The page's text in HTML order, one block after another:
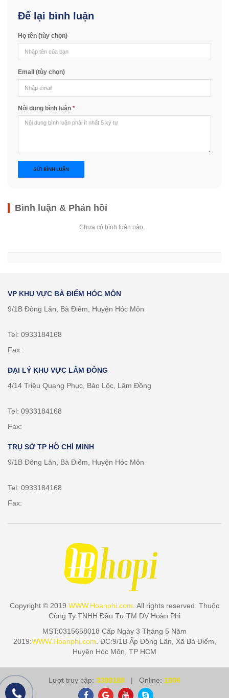
Để lại bình luận
Họ tên (tùy chọn)
Email (tùy chọn)
Nội dung bình luận *
GỬI BÌNH LUẬN
Bình luận & Phản hồi
Chưa có bình luận nào.
VP KHU VỰC BÀ ĐIỂM HÓC MÔN
9/1B Đông Lân, Bà Điểm, Huyện Hóc Môn
Tel: 0933184168
Fax:
ĐẠI LÝ KHU VỰC LÂM ĐỒNG
4/14 Triệu Quang Phục, Bảo Lộc, Lâm Đồng
Tel: 0933184168
Fax:
TRỤ SỞ TP HỒ CHÍ MINH
9/1B Đông Lân, Bà Điểm, Huyện Hóc Môn
Tel: 0933184168
Fax:
Copyright © 2019 WWW.Hoanphi.com . All rights reserved. Thuộc
Công Ty TNHH Đầu Tư TM DV Hoàn Phi
MST:0315658018 Cấp Ngày 3 Tháng 5 Năm
2019:WWW.Hoanphi.com . ĐC:9/1B Ấp Đông Lân, Xã Bà Điểm,
Huyện Hóc Môn, TP HCM
Lượt truy cập: 3399188 | Online: 1006